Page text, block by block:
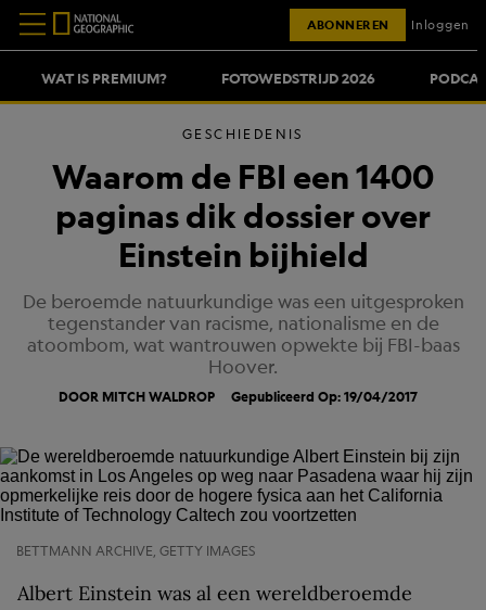
WAT IS PREMIUM? FOTOWEDSTRIJD 2026
ABONNEREN Inloggen
GESCHIEDENIS
Waarom de FBI een 1400
paginas dik dossier over
Einstein bijhield
De beroemde natuurkundige was een uitgesproken
tegenstander van racisme, nationalisme en de
atoombom, wat wantrouwen opwekte bij FBI-baas
Hoover.
DOOR MITCH WALDROP Gepubliceerd Op: 19/04/2017
BETTMANN ARCHIVE, GETTY IMAGES
Albert Einstein was al een wereldberoemde